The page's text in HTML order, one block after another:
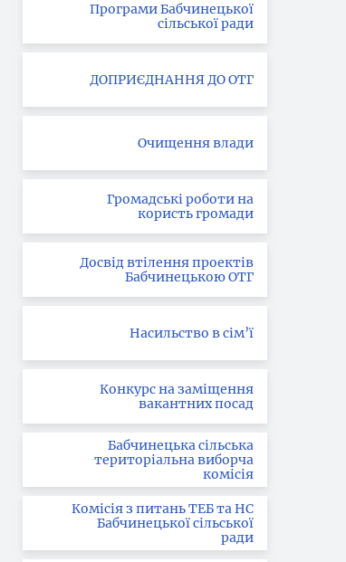
Програми Бабчинецької
сільської ради
ДОПРИЄДНАННЯ ДО ОТГ
Очищення влади
Громадські роботи на
користь громади
Досвід втілення проектів
Бабчинецькою ОТГ
Насильство в сім’ї
Конкурс на заміщення
вакантних посад
Бабчинецька сільська
територіальна виборча
комісія
Комісія з питань ТЕБ та НС
Бабчинецької сільської
ради